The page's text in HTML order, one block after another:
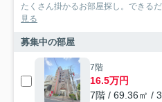
たくさん掛かるお部屋探し。できる
見る
募集中の部屋
7階
16.5万円
7階 / 69.36㎡ /